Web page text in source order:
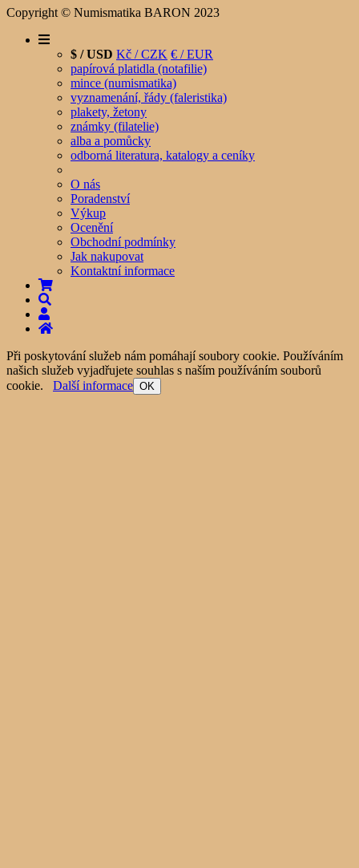
Copyright © Numismatika BARON 2023
$ / USD Kč / CZK € / EUR
papírová platidla (notafilie)
mince (numismatika)
vyznamenání, řády (faleristika)
plakety, žetony
známky (filatelie)
alba a pomůcky
odborná literatura, katalogy a ceníky
O nás
Poradenství
Výkup
Ocenění
Obchodní podmínky
Jak nakupovat
Kontaktní informace
Při poskytování služeb nám pomáhají soubory cookie. Používáním
našich služeb vyjadřujete souhlas s naším používáním souborů
cookie. Další informace